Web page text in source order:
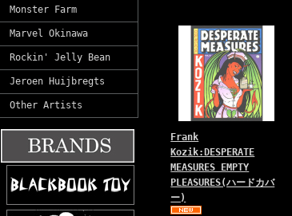
Monster Farm
Marvel Okinawa
Rockin' Jelly Bean
Jeroen Huijbregts
Other Artists
Frank
Kozik:DESPERATE
MEASURES EMPTY
PLEASURES(ハードカバ
ー)